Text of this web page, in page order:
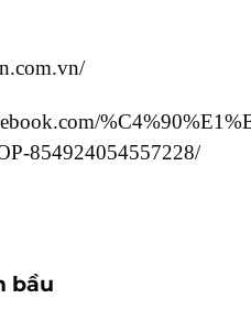
854924054557228/
bầu